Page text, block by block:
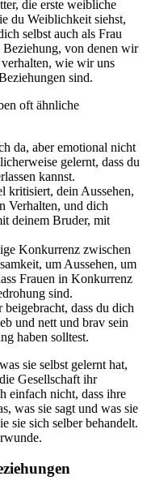
die erste weibliche
du Weiblichkeit siehst,
selbst auch als Frau
Beziehung, von denen wir
wie wir uns
sind.
oft ähnliche
da, aber emotional nicht
gelernt, dass du
kannst.
kritisiert, dein Aussehen,
Verhalten, und dich
deinem Bruder, mit
Konkurrenz zwischen
um Aussehen, um
Frauen in Konkurrenz
sind.
dass du dich
und nett und brav sein
haben solltest.
sie selbst gelernt hat,
Gesellschaft ihr
einfach nicht, dass ihre
was sie sagt und was sie
sie sich selber behandelt.